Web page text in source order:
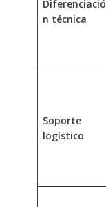
Diferenciació
n técnica
Soporte
logístico